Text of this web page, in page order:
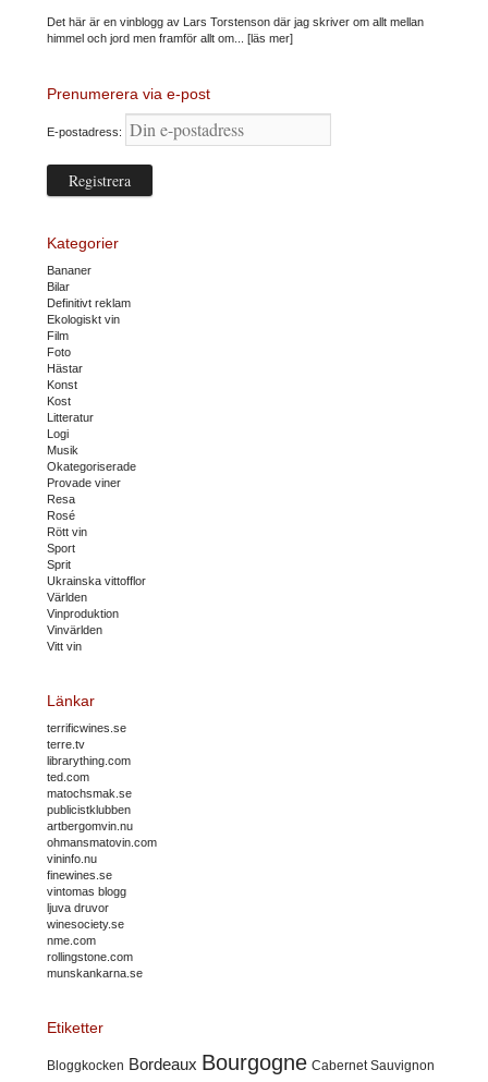
Det här är en vinblogg av Lars Torstenson där jag skriver om allt mellan
himmel och jord men framför allt om... [läs mer]
Prenumerera via e-post
E-postadress:
Kategorier
Bananer
Bilar
Definitivt reklam
Ekologiskt vin
Film
Foto
Hästar
Konst
Kost
Litteratur
Logi
Musik
Okategoriserade
Provade viner
Resa
Rosé
Rött vin
Sport
Sprit
Ukrainska vittofflor
Världen
Vinproduktion
Vinvärlden
Vitt vin
Länkar
terrificwines.se
terre.tv
librarything.com
ted.com
matochsmak.se
publicistklubben
artbergomvin.nu
ohmansmatovin.com
vininfo.nu
finewines.se
vintomas blogg
ljuva druvor
winesociety.se
nme.com
rollingstone.com
munskankarna.se
Etiketter
Bloggkocken Bordeaux Bourgogne Cabernet Sauvignon